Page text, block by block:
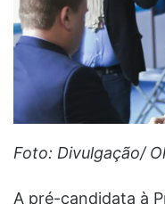
Foto: Divulgação/
A pré-candidata à